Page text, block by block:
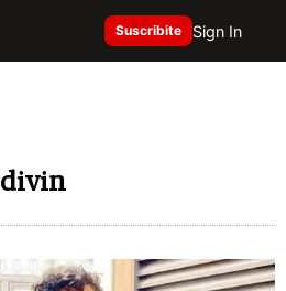
Suscribite Sign In